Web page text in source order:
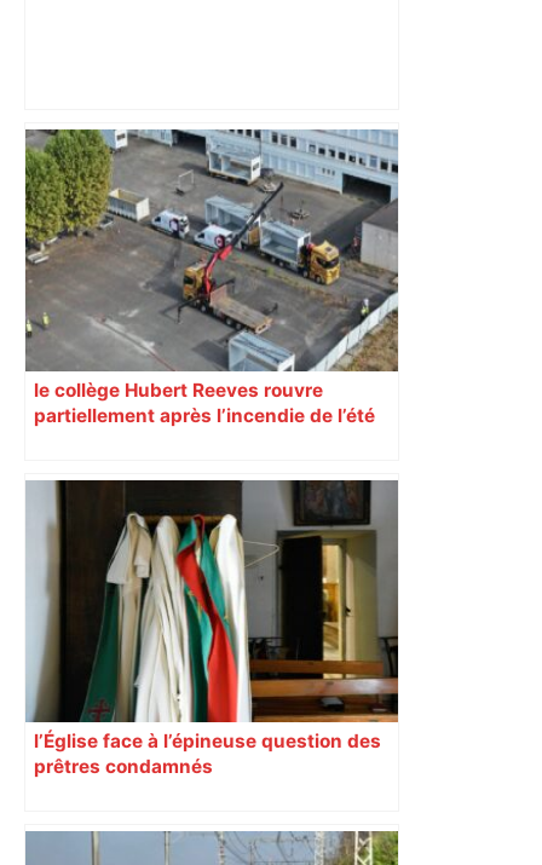
Près de Toulouse : dans cette zone
économique, un axe majeur va être
fermé en fin de soirée, voici les
déviations – Actu.fr
le collège Hubert Reeves rouvre
partiellement après l’incendie de l’été
l’Église face à l’épineuse question des
prêtres condamnés